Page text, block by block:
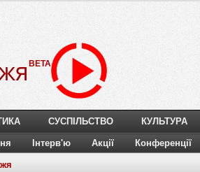
BETA
СУСПІЛЬСТВО КУЛЬТУРА
Інтерв'ю Акції Конференції